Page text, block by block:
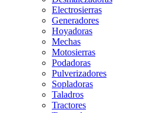
Electrosierras
Generadores
Hoyadoras
Mechas
Motosierras
Podadoras
Pulverizadores
Sopladoras
Taladros
Tractores